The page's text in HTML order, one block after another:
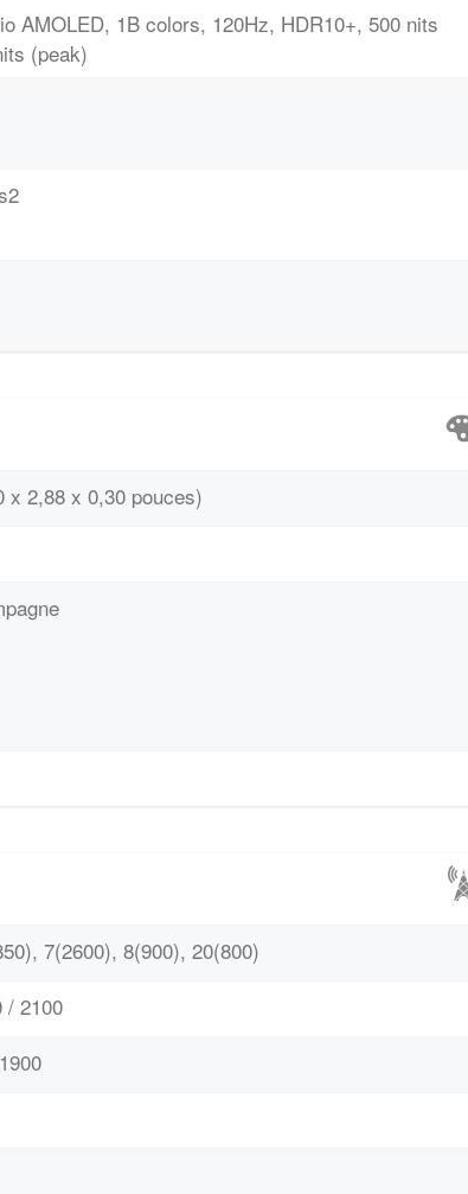
AMOLED, 1B colors, 120Hz, HDR10+, 500 nits
(peak)
x 2,88 x 0,30 pouces)
7(2600), 8(900), 20(800)
/ 2100